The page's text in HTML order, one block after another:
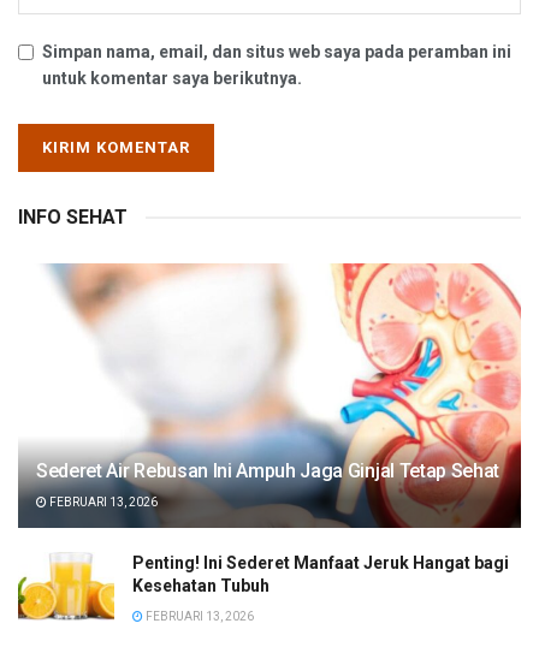
Simpan nama, email, dan situs web saya pada peramban ini
untuk komentar saya berikutnya.
INFO SEHAT
Sederet Air Rebusan Ini Ampuh Jaga Ginjal Tetap Sehat
FEBRUARI 13, 2026
Penting! Ini Sederet Manfaat Jeruk Hangat bagi
Kesehatan Tubuh
FEBRUARI 13, 2026